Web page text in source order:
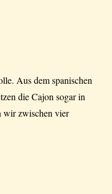
Aus dem spanischen
die Cajon sogar in
wir zwischen vier